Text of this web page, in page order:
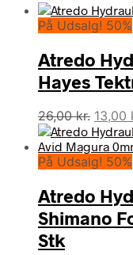
På Udsalg! 50%
Atredo
Hayes
26,00kr. Den
pris
var:
13,00
På Udsalg! 50%
Atredo
Shimano
Stk